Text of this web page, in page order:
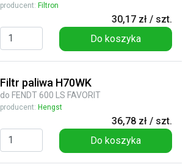
producent: Filtron
30,17 zł / szt.
Do koszyka
Filtr paliwa H70WK
do FENDT 600 LS FAVORIT
producent: Hengst
36,78 zł / szt.
Do koszyka